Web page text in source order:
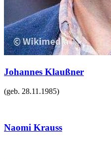
Johannes Klaußner
(geb. 28.11.1985)
Naomi Krauss